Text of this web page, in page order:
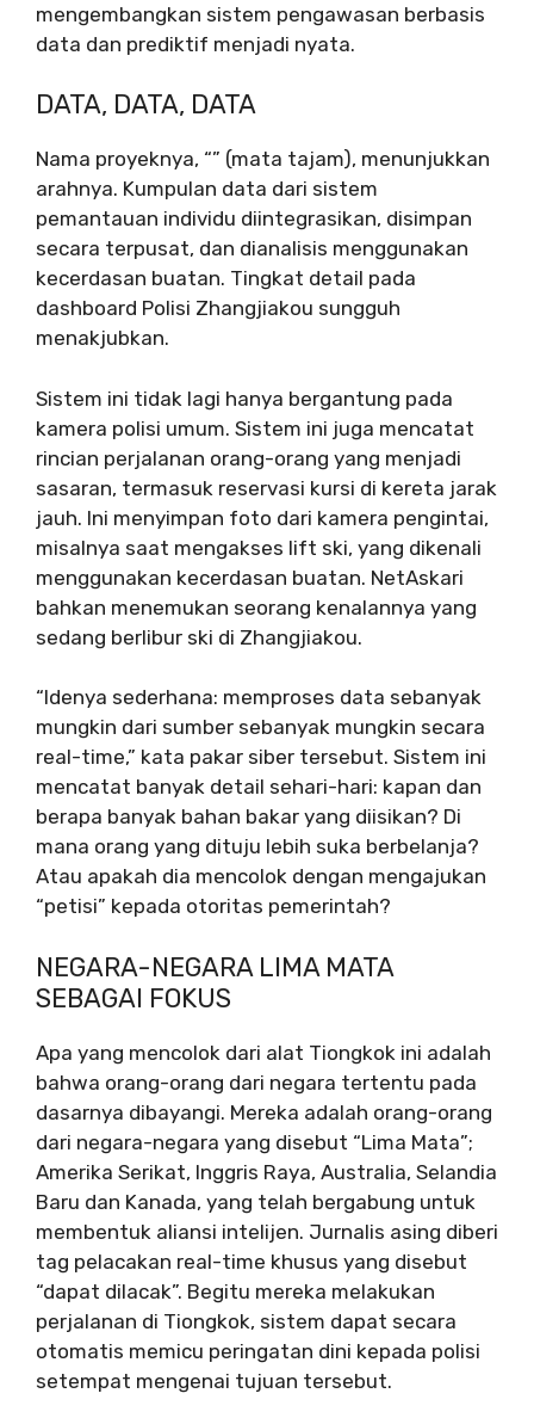
mengembangkan sistem pengawasan berbasis
data dan prediktif menjadi nyata.
DATA, DATA, DATA
Nama proyeknya, “” (mata tajam), menunjukkan
arahnya. Kumpulan data dari sistem
pemantauan individu diintegrasikan, disimpan
secara terpusat, dan dianalisis menggunakan
kecerdasan buatan. Tingkat detail pada
dashboard Polisi Zhangjiakou sungguh
menakjubkan.
Sistem ini tidak lagi hanya bergantung pada
kamera polisi umum. Sistem ini juga mencatat
rincian perjalanan orang-orang yang menjadi
sasaran, termasuk reservasi kursi di kereta jarak
jauh. Ini menyimpan foto dari kamera pengintai,
misalnya saat mengakses lift ski, yang dikenali
menggunakan kecerdasan buatan. NetAskari
bahkan menemukan seorang kenalannya yang
sedang berlibur ski di Zhangjiakou.
“Idenya sederhana: memproses data sebanyak
mungkin dari sumber sebanyak mungkin secara
real-time,” kata pakar siber tersebut. Sistem ini
mencatat banyak detail sehari-hari: kapan dan
berapa banyak bahan bakar yang diisikan? Di
mana orang yang dituju lebih suka berbelanja?
Atau apakah dia mencolok dengan mengajukan
“petisi” kepada otoritas pemerintah?
NEGARA-NEGARA LIMA MATA
SEBAGAI FOKUS
Apa yang mencolok dari alat Tiongkok ini adalah
bahwa orang-orang dari negara tertentu pada
dasarnya dibayangi. Mereka adalah orang-orang
dari negara-negara yang disebut “Lima Mata”;
Amerika Serikat, Inggris Raya, Australia, Selandia
Baru dan Kanada, yang telah bergabung untuk
membentuk aliansi intelijen. Jurnalis asing diberi
tag pelacakan real-time khusus yang disebut
“dapat dilacak”. Begitu mereka melakukan
perjalanan di Tiongkok, sistem dapat secara
otomatis memicu peringatan dini kepada polisi
setempat mengenai tujuan tersebut.